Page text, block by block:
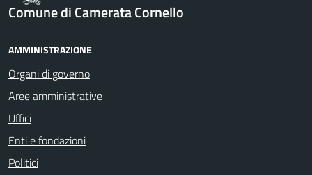
Comune di Camerata Cornello
AMMINISTRAZIONE
Organi di governo
Aree amministrative
Uffici
Enti e fondazioni
Politici